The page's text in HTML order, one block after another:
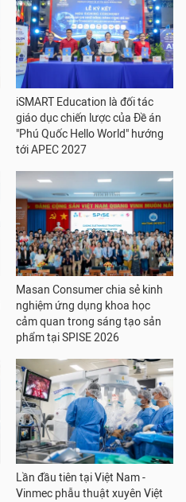
iSMART Education là đối tác
giáo dục chiến lược của Đề án
"Phú Quốc Hello World" hướng
tới APEC 2027
Masan Consumer chia sẻ kinh
nghiệm ứng dụng khoa học
cảm quan trong sáng tạo sản
phẩm tại SPISE 2026
Lần đầu tiên tại Việt Nam -
Vinmec phẫu thuật xuyên Việt